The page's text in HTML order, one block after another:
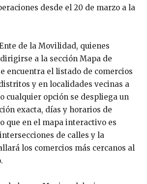
desde el 20 de marzo a la
de la Movilidad, quienes
a la sección Mapa de
encuentra el listado de comercios
y en localidades vecinas a
cualquier opción se despliega un
exacta, días y horarios de
que en el mapa interactivo es
de calles y la
los comercios más cercanos al